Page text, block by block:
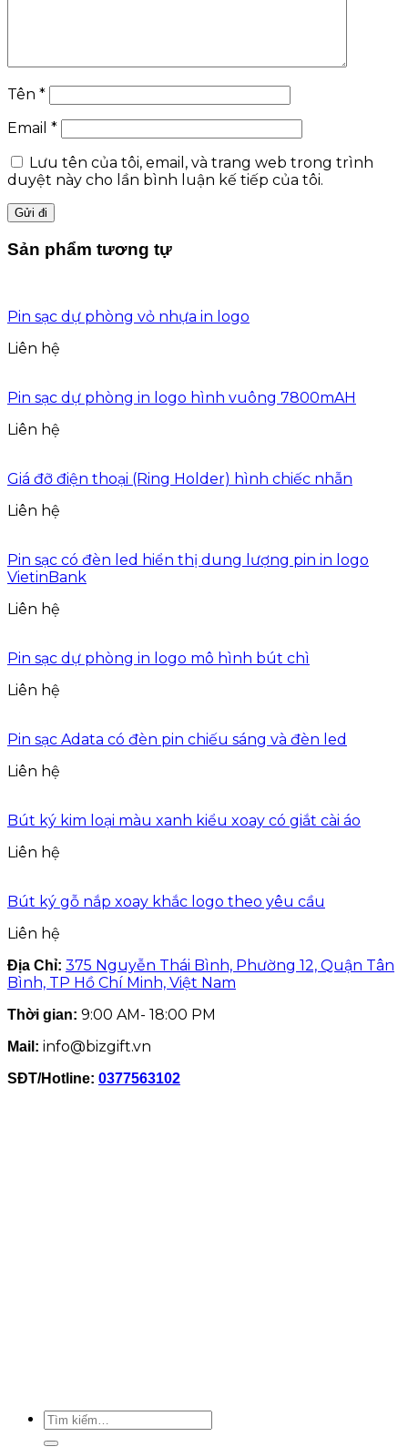
Tên *
Email *
Lưu tên của tôi, email, và trang web trong trình
duyệt này cho lần bình luận kế tiếp của tôi.
Sản phẩm tương tự
Pin sạc dự phòng vỏ nhựa in logo
Liên hệ
Pin sạc dự phòng in logo hình vuông 7800mAH
Liên hệ
Giá đỡ điện thoại (Ring Holder) hình chiếc nhẫn
Liên hệ
Pin sạc có đèn led hiển thị dung lượng pin in logo
VietinBank
Liên hệ
Pin sạc dự phòng in logo mô hình bút chì
Liên hệ
Pin sạc Adata có đèn pin chiếu sáng và đèn led
Liên hệ
Bút ký kim loại màu xanh kiểu xoay có giắt cài áo
Liên hệ
Bút ký gỗ nắp xoay khắc logo theo yêu cầu
Liên hệ
Địa Chỉ: 375 Nguyễn Thái Bình, Phường 12, Quận Tân
Bình, TP Hồ Chí Minh, Việt Nam
Thời gian: 9:00 AM- 18:00 PM
Mail: info@bizgift.vn
SĐT/Hotline: 0377563102